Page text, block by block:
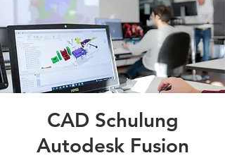
CAD Schulung
Autodesk Fusion